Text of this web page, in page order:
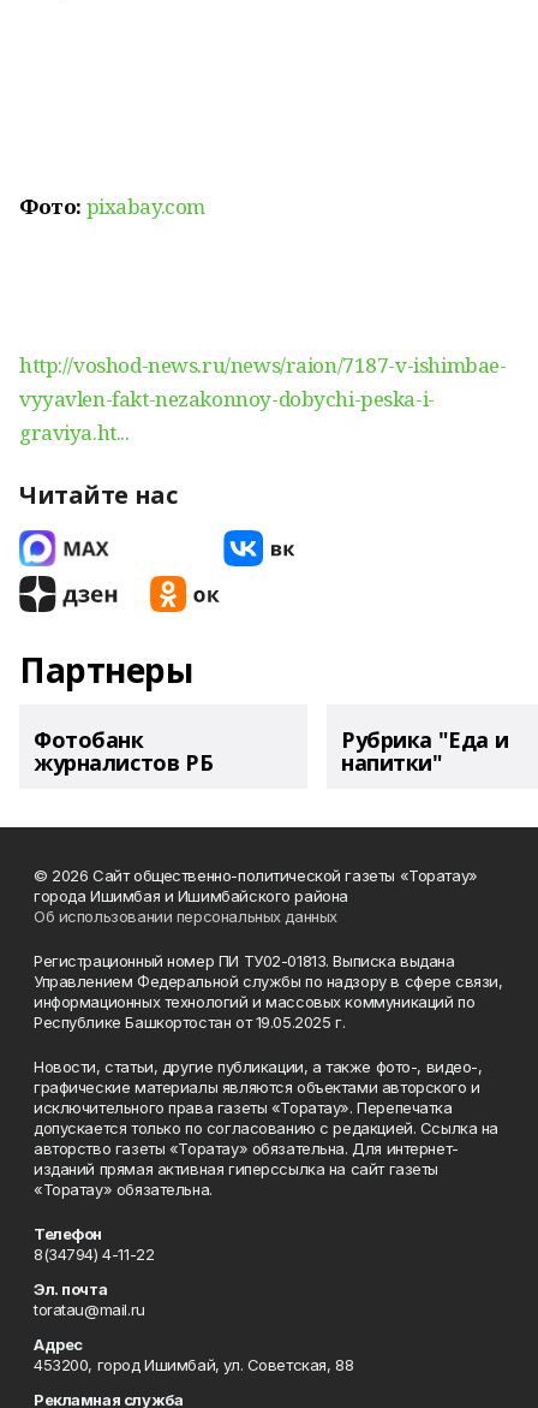
Фото: pixabay.com
http://voshod-news.ru/news/raion/7187-v-ishimbae-
vyyavlen-fakt-nezakonnoy-dobychi-peska-i-
graviya.ht...
Читайте нас
Партнеры
Фотобанк
журналистов РБ
Рубрика "Еда и
напитки"
© 2026 Сайт общественно-политической газеты «Торатау»
города Ишимбая и Ишимбайского района
Об использовании персональных данных
Регистрационный номер ПИ ТУ02-01813. Выписка выдана
Управлением Федеральной службы по надзору в сфере связи,
информационных технологий и массовых коммуникаций по
Республике Башкортостан от 19.05.2025 г.
Новости, статьи, другие публикации, а также фото-, видео-,
графические материалы являются объектами авторского и
исключительного права газеты «Торатау». Перепечатка
допускается только по согласованию с редакцией. Ссылка на
авторство газеты «Торатау» обязательна. Для интернет-
изданий прямая активная гиперссылка на сайт газеты
«Торатау» обязательна.
Телефон
8(34794) 4-11-22
Эл. почта
toratau@mail.ru
Адрес
453200, город Ишимбай, ул. Советская, 88
Рекламная служба